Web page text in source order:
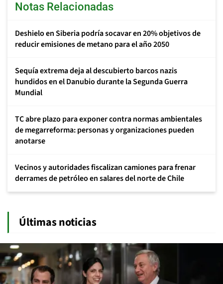
Notas Relacionadas
Deshielo en Siberia podría socavar en 20% objetivos de
reducir emisiones de metano para el año 2050
Sequía extrema deja al descubierto barcos nazis
hundidos en el Danubio durante la Segunda Guerra
Mundial
TC abre plazo para exponer contra normas ambientales
de megarreforma: personas y organizaciones pueden
anotarse
Vecinos y autoridades fiscalizan camiones para frenar
derrames de petróleo en salares del norte de Chile
Últimas noticias